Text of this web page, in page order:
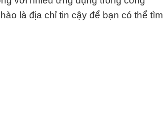
là địa chỉ tin cậy để bạn có thể tìm